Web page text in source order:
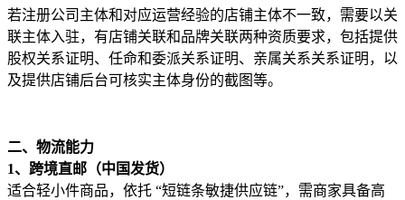
若注册公司主体和对应运营经验的店铺主体不一致，需要以关
联主体入驻，有店铺关联和品牌关联两种资质要求，包括提供
股权关系证明、任命和委派关系证明、亲属关系关系证明，以
及提供店铺后台可核实主体身份的截图等。
二、物流能力
1、跨境直邮（中国发货）
适合轻小件商品，依托 “短链条敏捷供应链”，需商家具备高